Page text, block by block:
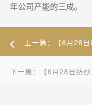
年公司产能的三成。
上一篇：【6月28
刷OLED量产在望
下一篇：【6月28日纺纱